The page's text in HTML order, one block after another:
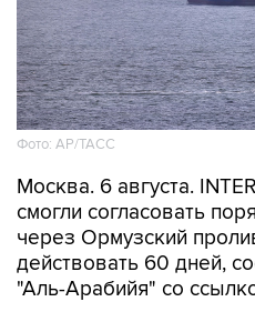
Фото: AP/ТАСС
Москва. 6 августа.
смогли согласовать
через Ормузский
действовать 60 дней,
"Аль-Арабийя" со